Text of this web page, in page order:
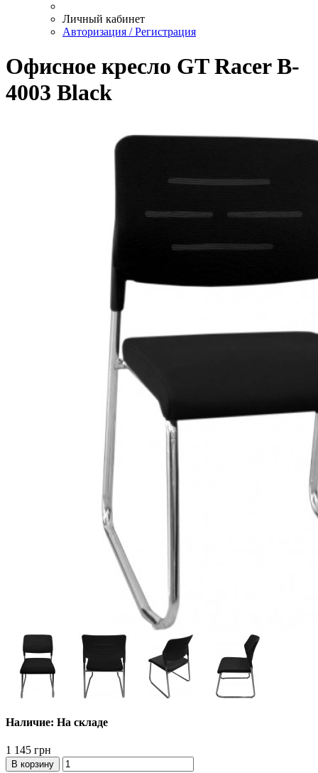
Личный кабинет
Авторизация / Регистрация
Офисное кресло GT Racer B-
4003 Black
Наличие: На складе
1 145 грн
В корзину